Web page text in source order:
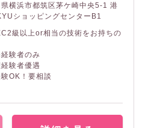
横浜市都筑区茅ケ崎中央5-1 港
ショッピングセンターB1
級以上or相当の技術をお持ちの
験者のみ
験者優遇
OK！要相談